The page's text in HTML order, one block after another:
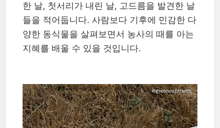
한 날, 첫서리가 내린 날, 고드름을 발견한 날
들을 적어둡니다. 사람보다 기후에 민감한 다
양한 동식물을 살펴보면서 농사의 때를 아는
지혜를 배울 수 있을 것입니다.